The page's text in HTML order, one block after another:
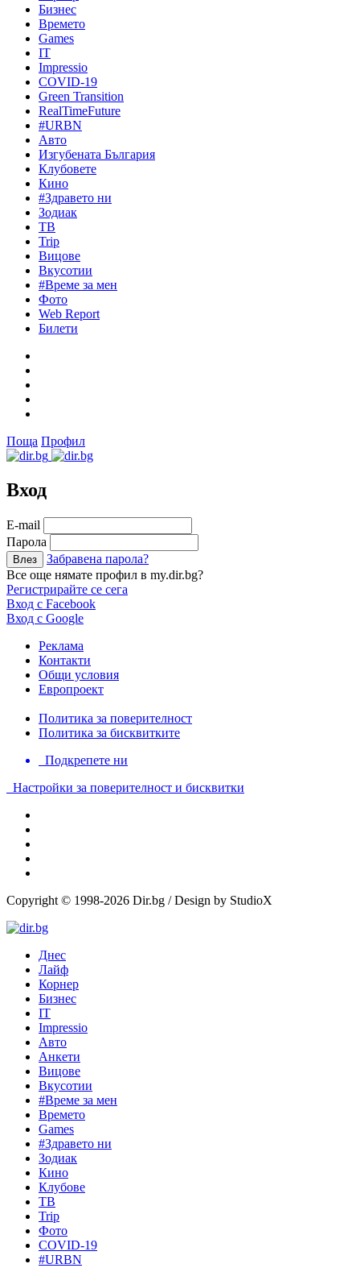
Бизнес
Времето
Games
IT
Impressio
COVID-19
Green Transition
RealTimeFuture
#URBN
Авто
Изгубената България
Клубовете
Кино
#Здравето ни
Зодиак
ТВ
Trip
Вицове
Вкусотии
#Време за мен
Фото
Web Report
Билети
Поща Профил
Вход
Е-mail
Парола
Забравена парола?
Все още нямате профил в my.dir.bg?
Регистрирайте се сега
Вход с Facebook
Вход с Google
Реклама
Контакти
Общи условия
Европроект
Политика за поверителност
Политика за бисквитките
Подкрепете ни
Настройки за поверителност и бисквитки
Copyright © 1998-2026 Dir.bg / Design by StudioX
Днес
Лайф
Корнер
Бизнес
IT
Impressio
Авто
Анкети
Вицове
Вкусотии
#Време за мен
Времето
Games
#Здравето ни
Зодиак
Кино
Клубове
ТВ
Trip
Фото
COVID-19
#URBN